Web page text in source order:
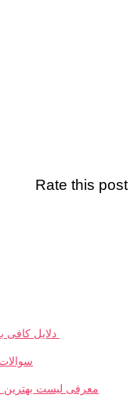
Rate this post
معرفی لیست بهترین